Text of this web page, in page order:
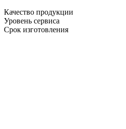
Качество продукции
Уровень сервиса
Срок изготовления